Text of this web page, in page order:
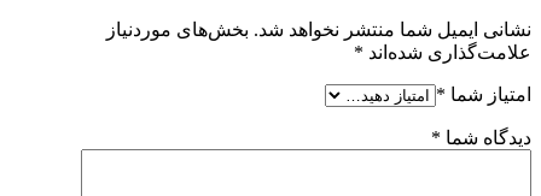
نشانی ایمیل شما منتشر نخواهد شد. بخش‌های موردنیاز
علامت‌گذاری شده‌اند *
امتیاز شما *
دیدگاه شما *